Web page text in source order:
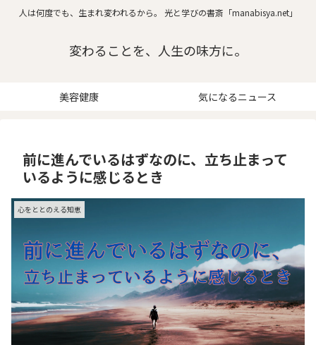
人は何度でも、生まれ変われるから。 光と学びの書斎「manabisya.net」
変わることを、人生の味方に。
美容健康 気になるニュース
前に進んでいるはずなのに、立ち止まって
いるように感じるとき
心をととのえる知恵